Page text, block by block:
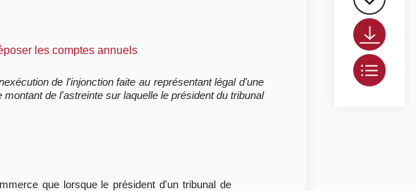
les comptes annuels
de l'injonction faite au représentant légal d'une
de l'astreinte sur laquelle le président du tribunal
que lorsque le président d'un tribunal de